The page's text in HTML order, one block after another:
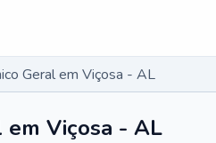
Geral em Viçosa - AL
Viçosa - AL